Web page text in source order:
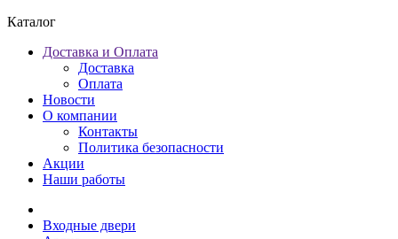
Каталог
Доставка и Оплата
Доставка
Оплата
Новости
О компании
Контакты
Политика безопасности
Акции
Наши работы
Входные двери